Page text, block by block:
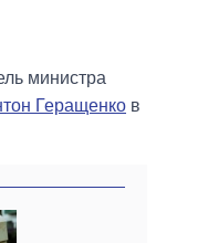
министра
Геращенко в